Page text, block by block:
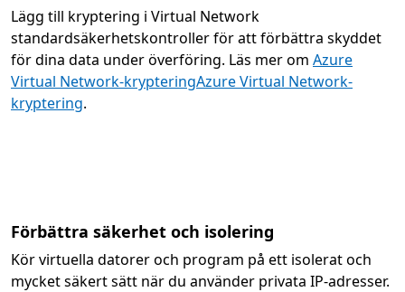
Lägg till kryptering i Virtual Network
standardsäkerhetskontroller för att förbättra skyddet
för dina data under överföring. Läs mer om Azure
Virtual Network-krypteringAzure Virtual Network-
kryptering.
Förbättra säkerhet och isolering
Kör virtuella datorer och program på ett isolerat och
mycket säkert sätt när du använder privata IP-adresser.